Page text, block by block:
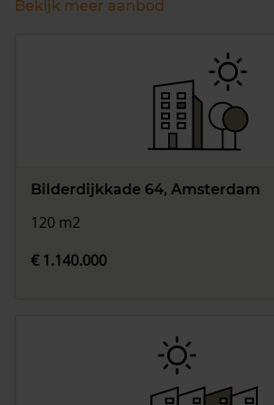
Bekijk meer aanbod
Bilderdijkkade 64, Amsterdam
120 m2
€ 1.140.000